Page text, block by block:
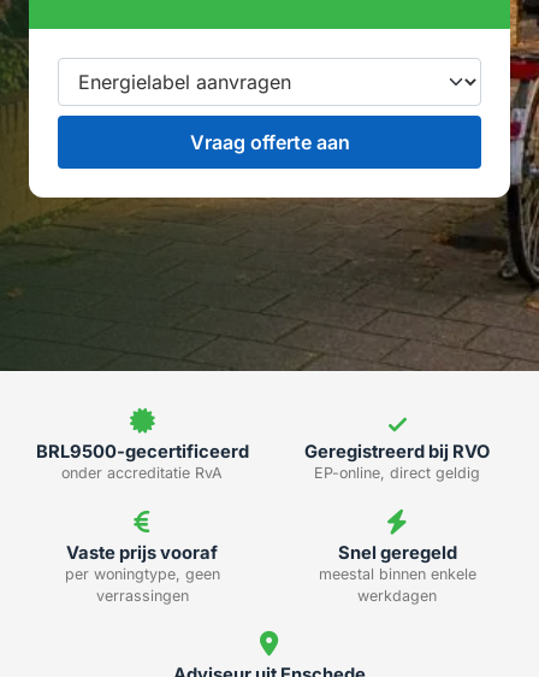
BRL9500-gecertificeerd
onder accreditatie RvA
Geregistreerd bij RVO
EP-online, direct geldig
Vaste prijs vooraf
per woningtype, geen
verrassingen
Snel geregeld
meestal binnen enkele
werkdagen